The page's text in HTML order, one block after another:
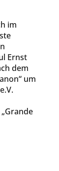
im
Ernst
dem
um